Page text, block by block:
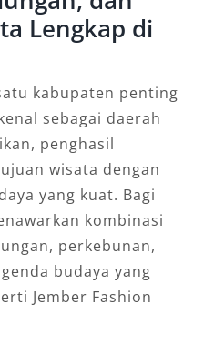
Lengkap di
kabupaten penting
sebagai daerah
penghasil
wisata dengan
yang kuat. Bagi
kombinasi
perkebunan,
budaya yang
Jember Fashion